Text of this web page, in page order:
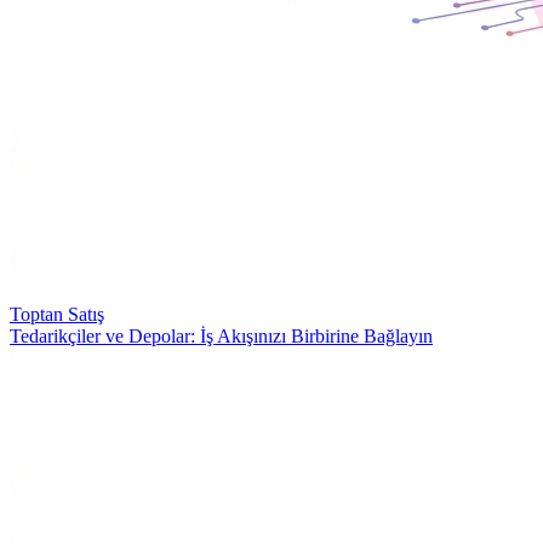
Toptan Satış
Tedarikçiler ve Depolar: İş Akışınızı Birbirine Bağlayın